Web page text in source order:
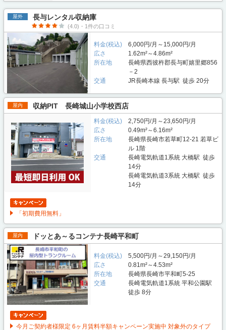
屋外 長与レンタル収納庫
(4.0)・1件の口コミ
料金(税込)
6,000円/月～15,000円/月
広さ
1.62m²～4.86m²
所在地
長崎県西彼杵郡長与町嬉里郷856
－2
交通
JR長崎本線 長与駅 徒歩 20分
屋内 収納PIT 長崎城山小学校西店
料金(税込)
2,750円/月～23,650円/月
広さ
0.49m²～6.16m²
所在地
長崎県長崎市若草町12-21 若草ビ
ル 1階
交通
長崎電気軌道1系統 大橋駅 徒歩
14分
長崎電気軌道3系統 大橋駅 徒歩
14分
「初期費用無料」
屋内 ドッとあ～るコンテナ長崎平和町
料金(税込)
5,500円/月～29,150円/月
広さ
0.81m²～4.53m²
所在地
長崎県長崎市平和町5-25
交通
長崎電気軌道1系統 平和公園駅
徒歩 8分
今月ご契約者様限定 6ヶ月賃料半額キャンペーン実施中 対象外のタイプ